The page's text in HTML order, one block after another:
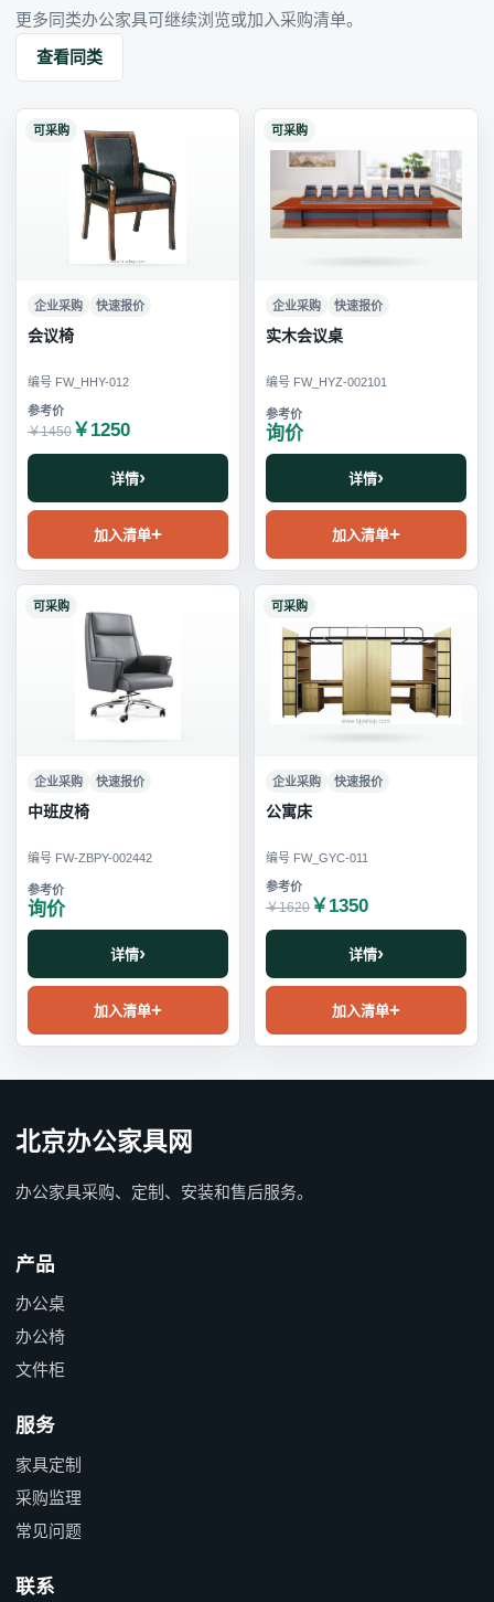
更多同类办公家具可继续浏览或加入采购清单。
查看同类
可采购
企业采购 快速报价
会议椅
编号 FW_HHY-012
￥1450 ￥1250
详情
加入清单
可采购
企业采购 快速报价
实木会议桌
编号 FW_HYZ-002101
询价
详情
加入清单
可采购
企业采购 快速报价
中班皮椅
编号 FW-ZBPY-002442
询价
详情
加入清单
可采购
企业采购 快速报价
公寓床
编号 FW_GYC-011
￥1620 ￥1350
详情
加入清单
北京办公家具网
办公家具采购、定制、安装和售后服务。
产品
办公桌
办公椅
文件柜
服务
家具定制
采购监理
常见问题
联系